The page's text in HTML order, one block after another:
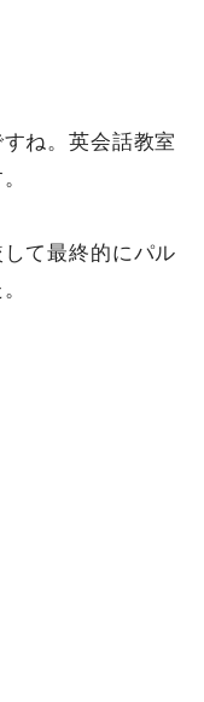
ね。英会話教室
て最終的にパル